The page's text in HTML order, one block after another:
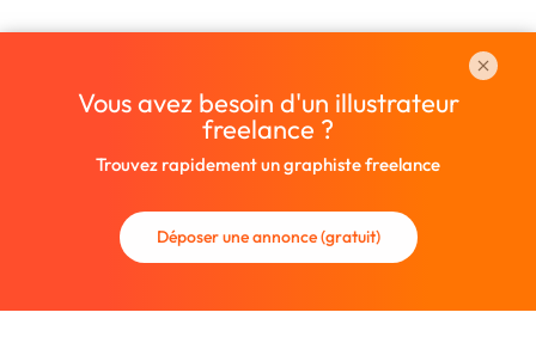
Vous avez besoin d'un illustrateur
freelance ?
Trouvez rapidement un graphiste freelance
Déposer une annonce (gratuit)